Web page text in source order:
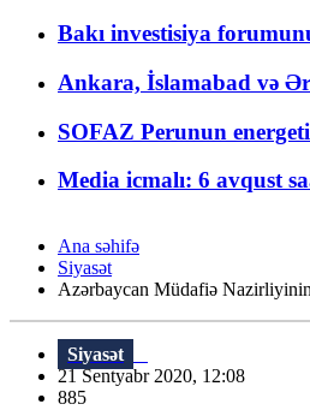
Bakı investisiya
Ankara, İslamabad və
SOFAZ Perunun
Media icmalı: 6 avqust
Ana səhifə
Siyasət
Azərbaycan Müdafiə Nazirliyinin
Siyasət
21 Sentyabr 2020, 12:08
885